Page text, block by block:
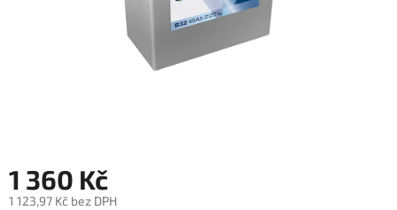
1 360 Kč
1 123,97 Kč bez DPH